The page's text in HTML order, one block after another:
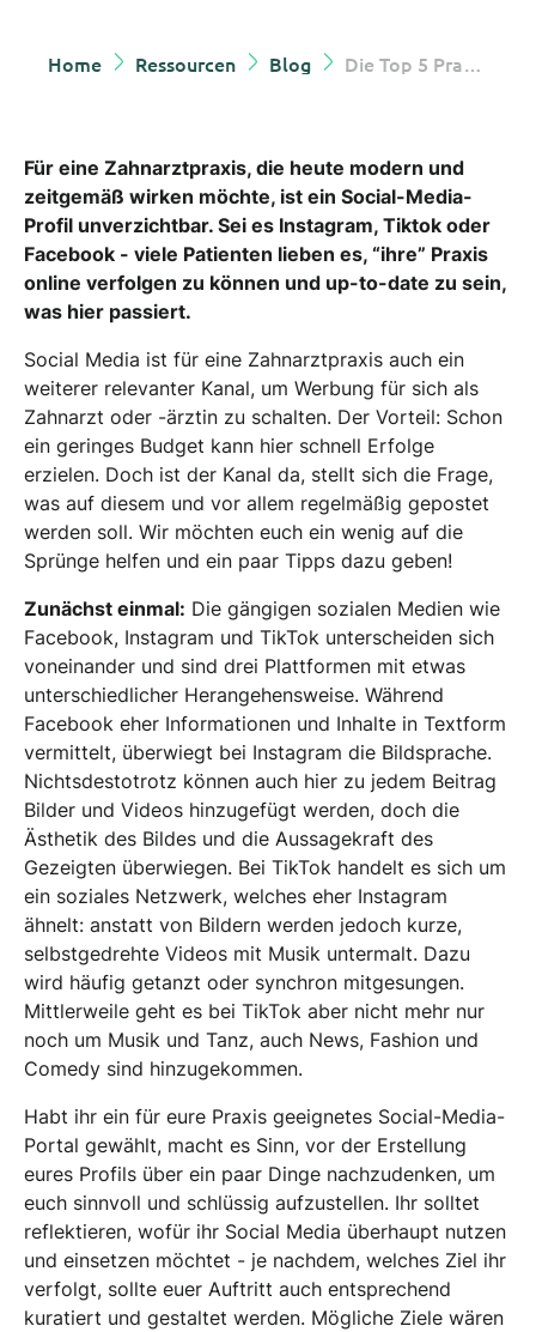
Home Ressourcen Blog Die Top 5 Praxis-Posting-Ideen
Für eine Zahnarztpraxis, die heute modern und
zeitgemäß wirken möchte, ist ein Social-Media-
Profil unverzichtbar. Sei es Instagram, Tiktok oder
Facebook - viele Patienten lieben es, “ihre” Praxis
online verfolgen zu können und up-to-date zu sein,
was hier passiert.
Social Media ist für eine Zahnarztpraxis auch ein
weiterer relevanter Kanal, um Werbung für sich als
Zahnarzt oder -ärztin zu schalten. Der Vorteil: Schon
ein geringes Budget kann hier schnell Erfolge
erzielen. Doch ist der Kanal da, stellt sich die Frage,
was auf diesem und vor allem regelmäßig gepostet
werden soll. Wir möchten euch ein wenig auf die
Sprünge helfen und ein paar Tipps dazu geben!
Zunächst einmal: Die gängigen sozialen Medien wie
Facebook, Instagram und TikTok unterscheiden sich
voneinander und sind drei Plattformen mit etwas
unterschiedlicher Herangehensweise. Während
Facebook eher Informationen und Inhalte in Textform
vermittelt, überwiegt bei Instagram die Bildsprache.
Nichtsdestotrotz können auch hier zu jedem Beitrag
Bilder und Videos hinzugefügt werden, doch die
Ästhetik des Bildes und die Aussagekraft des
Gezeigten überwiegen. Bei TikTok handelt es sich um
ein soziales Netzwerk, welches eher Instagram
ähnelt: anstatt von Bildern werden jedoch kurze,
selbstgedrehte Videos mit Musik untermalt. Dazu
wird häufig getanzt oder synchron mitgesungen.
Mittlerweile geht es bei TikTok aber nicht mehr nur
noch um Musik und Tanz, auch News, Fashion und
Comedy sind hinzugekommen.
Habt ihr ein für eure Praxis geeignetes Social-Media-
Portal gewählt, macht es Sinn, vor der Erstellung
eures Profils über ein paar Dinge nachzudenken, um
euch sinnvoll und schlüssig aufzustellen. Ihr solltet
reflektieren, wofür ihr Social Media überhaupt nutzen
und einsetzen möchtet - je nachdem, welches Ziel ihr
verfolgt, sollte euer Auftritt auch entsprechend
kuratiert und gestaltet werden. Mögliche Ziele wären